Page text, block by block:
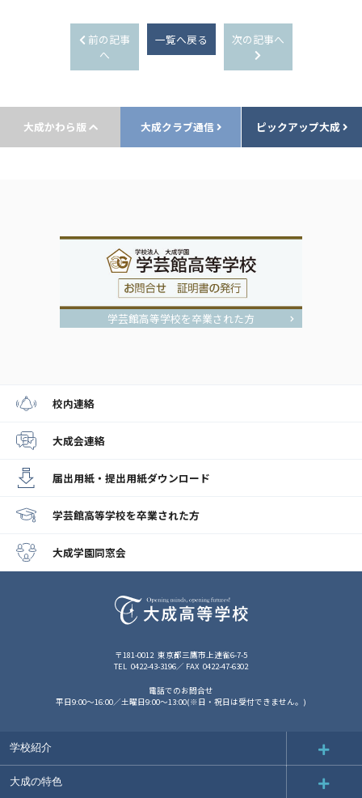
前の記事
へ
一覧へ戻る 次の記事へ
大成かわら版 大成クラブ通信 ピックアップ大成
学芸館高等学校を卒業された方
校内連絡
大成会連絡
届出用紙・提出用紙ダウンロード
学芸館高等学校を卒業された方
大成学園同窓会
〒181-0012 東京都三鷹市上連雀6-7-5
TEL 0422-43-3196 FAX 0422-47-6302
電話でのお問合せ
平日9:00～16:00／土曜日9:00～13:00(※日・祝日は受付できません。)
学校紹介
大成の特色